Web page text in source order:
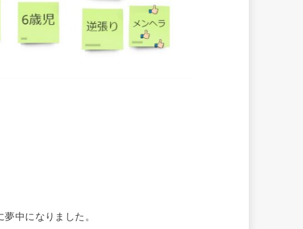
中になりました。